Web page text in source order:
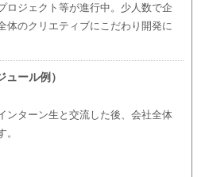
ロジェクト等が進行中。少人数で企
体のクリエティブにこだわり開発に
ール例）
ンターン生と交流した後、会社全体